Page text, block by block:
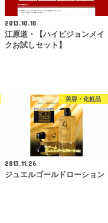
2013.10.18
江原道・【ハイビジョンメイ
クお試しセット】
美容・化粧品
2013.11.26
ジュエルゴールドローション